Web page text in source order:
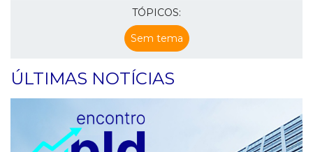
TÓPICOS:
Sem tema
ÚLTIMAS NOTÍCIAS